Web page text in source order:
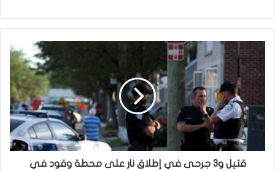
ق
ح
قتيل و3 جرحى في إطلاق نار على محطة وقود في